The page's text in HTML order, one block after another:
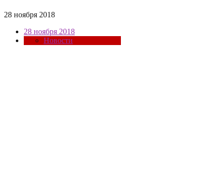
28 ноября 2018
28 ноября 2018
Новости